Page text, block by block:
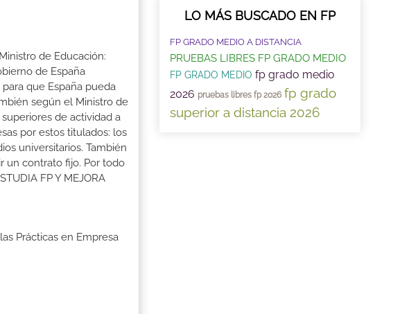
de Educación:
de España
que España pueda
según el Ministro de
de actividad a
por estos titulados: los
universitarios. También
un contrato fijo. Por todo
FP Y MEJORA
Prácticas en Empresa
LO MÁS BUSCADO EN FP
FP GRADO MEDIO A DISTANCIA
PRUEBAS LIBRES FP GRADO MEDIO
FP GRADO MEDIO fp grado medio
2026 pruebas libres fp 2026 fp grado
superior a distancia 2026